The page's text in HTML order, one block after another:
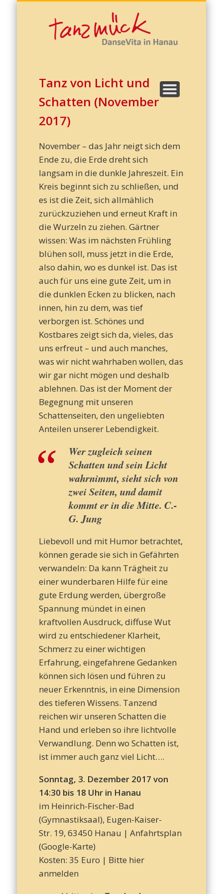
Tanz von Licht und
Schatten (November
2017)
November – das Jahr neigt sich dem
Ende zu, die Erde dreht sich
langsam in die dunkle Jahreszeit. Ein
Kreis beginnt sich zu schließen, und
es ist die Zeit, sich allmählich
zurückzuziehen und erneut Kraft in
die Wurzeln zu ziehen. Gärtner
wissen: Was im nächsten Frühling
blühen soll, muss jetzt in die Erde,
also dahin, wo es dunkel ist. Das ist
auch für uns eine gute Zeit, um in
die dunklen Ecken zu blicken, nach
innen, hin zu dem, was tief
verborgen ist. Schönes und
Kostbares zeigt sich da, vieles, das
uns erfreut – und auch manches,
was wir nicht wahrhaben wollen, das
wir gar nicht mögen und deshalb
ablehnen. Das ist der Moment der
Begegnung mit unseren
Schattenseiten, den ungeliebten
Anteilen unserer Lebendigkeit.
Wer zugleich seinen
Schatten und sein Licht
wahrnimmt, sieht sich von
zwei Seiten, und damit
kommt er in die Mitte. C.-
G. Jung
Liebevoll und mit Humor betrachtet,
können gerade sie sich in Gefährten
verwandeln: Da kann Trägheit zu
einer wunderbaren Hilfe für eine
gute Erdung werden, übergroße
Spannung mündet in einen
kraftvollen Ausdruck, diffuse Wut
wird zu entschiedener Klarheit,
Schmerz zu einer wichtigen
Erfahrung, eingefahrene Gedanken
können sich lösen und führen zu
neuer Erkenntnis, in eine Dimension
des tieferen Wissens. Tanzend
reichen wir unseren Schatten die
Hand und erleben so ihre lichtvolle
Verwandlung. Denn wo Schatten ist,
ist immer auch ganz viel Licht….
Sonntag, 3. Dezember 2017 von
14:30 bis 18 Uhr in Hanau
im Heinrich-Fischer-Bad
(Gymnastiksaal), Eugen-Kaiser-
Str. 19, 63450 Hanau |Anfahrtsplan
(Google-Karte)
Kosten: 35 Euro | Bitte hier
anmelden